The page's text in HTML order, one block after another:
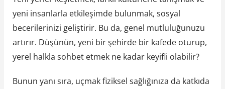
yeni insanlarla etkileşimde bulunmak, sosyal
becerilerinizi geliştirir. Bu da, genel mutluluğunuzu
artırır. Düşünün, yeni bir şehirde bir kafede oturup,
yerel halkla sohbet etmek ne kadar keyifli olabilir?
Bunun yanı sıra, uçmak fiziksel sağlığınıza da katkıda